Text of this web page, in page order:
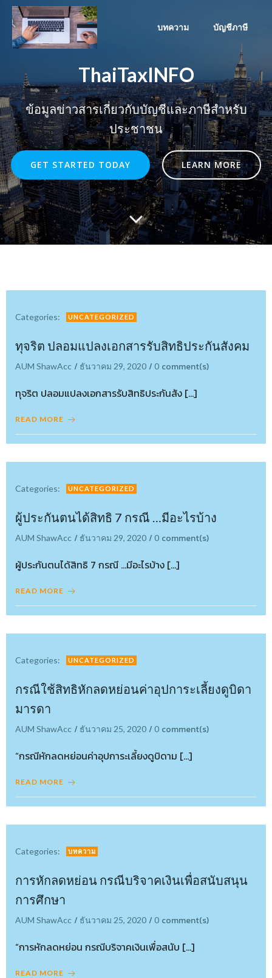
บทความ บัญชีภาษี
ThaiTaxINFO
ข้อมูลข่าวสารเกี่ยวกับบัญชีและภาษีสำหรับ
ประชาชน
GET STARTED TODAY LEARN MORE
Categories: UNCATEGORIZED
ทุจริต ปลอมแปลงเอกสารรับสิทธิประกันสังคม
AUM ShawAcc / ธันวาคม 29, 2020 /0 comment(s)
ทุจริต ปลอมแปลงเอกสารรับสิทธิประกันสัง […]
READ MORE
Categories: UNCATEGORIZED
ผู้ประกันตนได้สิทธิ 7 กรณี …มีอะไรบ้าง
AUM ShawAcc / ธันวาคม 29, 2020 /0 comment(s)
ผู้ประกันตนได้สิทธิ 7 กรณี …มีอะไรบ้าง […]
READ MORE
Categories: UNCATEGORIZED
กรณีใช้สิทธิหักลดหย่อนค่าอุปการะเลี้ยงดูบิดา
มารดา
AUM ShawAcc / ธันวาคม 25, 2020 /0 comment(s)
“กรณีหักลดหย่อนค่าอุปการะเลี้ยงดูบิดาม […]
READ MORE
Categories: บทความ
การหักลดหย่อน กรณีบริจาคเงินเพื่อสนับสนุน
การศึกษา
AUM ShawAcc / ธันวาคม 25, 2020 /0 comment(s)
“การหักลดหย่อน กรณีบริจาคเงินเพื่อสนับ […]
READ MORE